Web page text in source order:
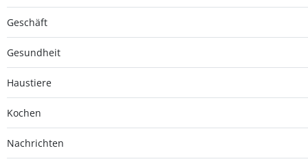
Geschäft
Gesundheit
Haustiere
Kochen
Nachrichten